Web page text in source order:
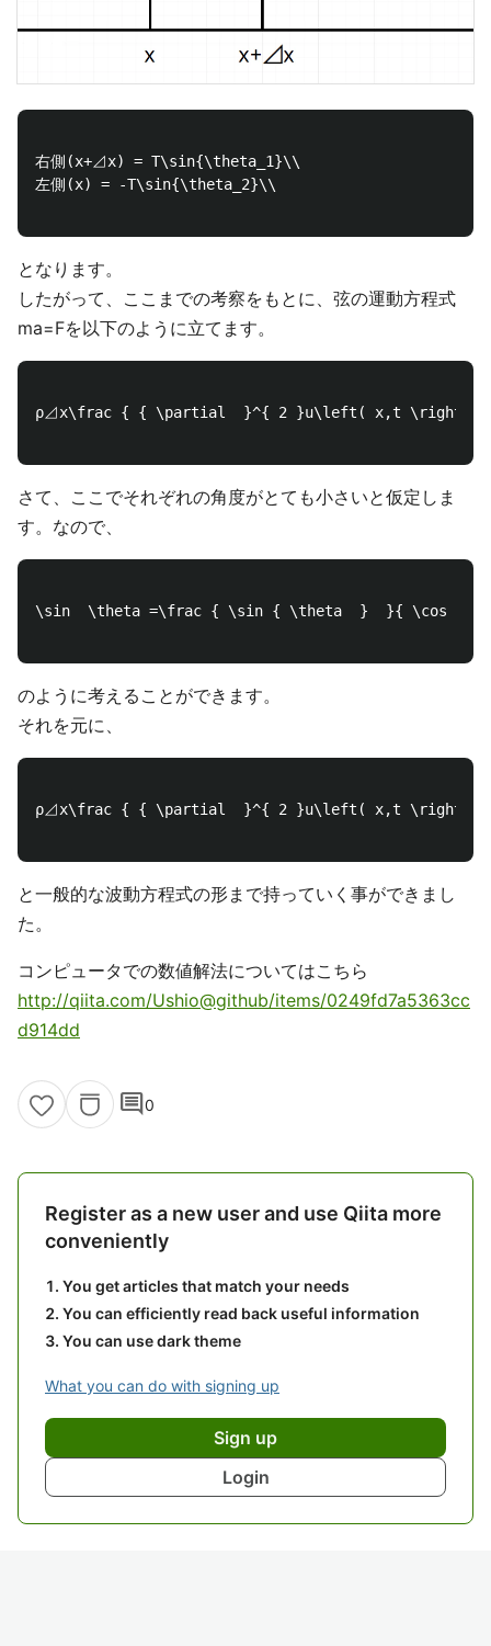
右側(x+⊿x) = T\sin{\theta_1}\\
左側(x) = -T\sin{\theta_2}\\
となります。
したがって、ここまでの考察をもとに、弦の運動方程式
ma=Fを以下のように立てます。
ρ⊿x\frac { { \partial  }^{ 2 }u\left( x,t \right)
さて、ここでそれぞれの角度がとても小さいと仮定しま
す。なので、
\sin  \theta =\frac { \sin { \theta  }  }{ \cos {
のように考えることができます。
それを元に、
ρ⊿x\frac { { \partial  }^{ 2 }u\left( x,t
と一般的な波動方程式の形まで持っていく事ができまし
た。
コンピュータでの数値解法についてはこちら
http://qiita.com/Ushio@github/items/0249fd7a5363cc
d914dd
comment0
Register as a new user and use Qiita more
conveniently
You get articles that match your needs
You can efficiently read back useful information
You can use dark theme
What you can do with signing up
Sign up
Login